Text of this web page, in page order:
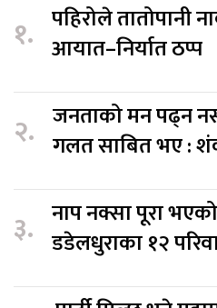
१. पहिरोले तातोपानी
आयात–निर्यात ठप्प
२. जनताको मन पढ्न
गलत साबित भए :
३. नाप नक्सा पूरा
डडेलधुराका १२